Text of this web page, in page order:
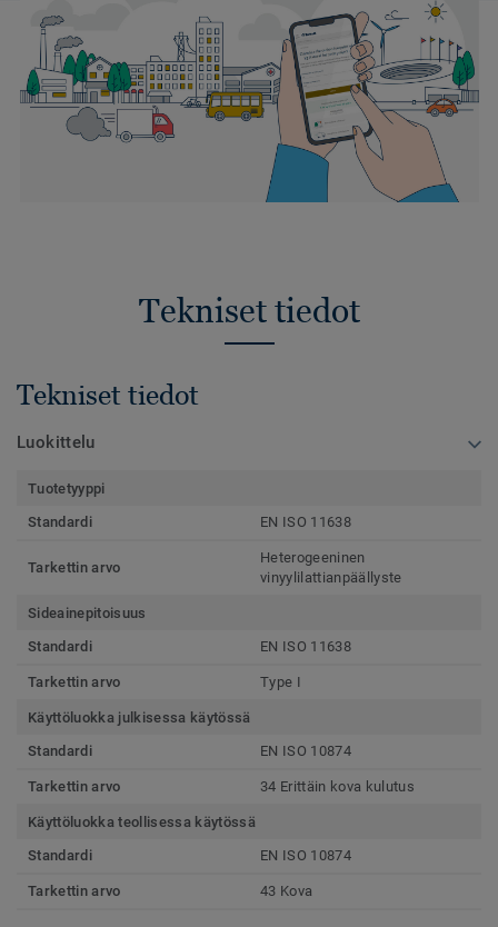
Tekniset tiedot
Tekniset tiedot
Luokittelu
Tuotetyyppi
Standardi
EN ISO 11638
Tarkettin arvo
Heterogeeninen
vinyylilattianpäällyste
Sideainepitoisuus
Standardi
EN ISO 11638
Tarkettin arvo Type I
Käyttöluokka julkisessa käytössä
Standardi
EN ISO 10874
Tarkettin arvo 34 Erittäin kova kulutus
Käyttöluokka teollisessa käytössä
Standardi
EN ISO 10874
Tarkettin arvo 43 Kova